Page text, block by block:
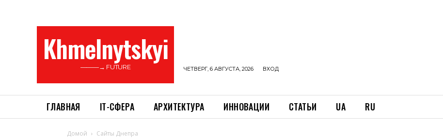
Khmelnytskyi
———→ FUTURE ЧЕТВЕРГ, 6 АВГУСТА, 2026 ВХОД
ГЛАВНАЯ ІТ-СФЕРА АРХИТЕКТУРА ИННОВАЦИИ СТАТЬИ UA RU
Домой Сайты Днепра